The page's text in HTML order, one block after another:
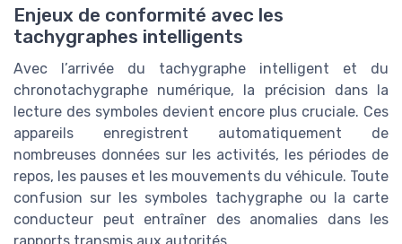
Enjeux de conformité avec les
tachygraphes intelligents
Avec l’arrivée du tachygraphe intelligent et du
chronotachygraphe numérique, la précision dans la
lecture des symboles devient encore plus cruciale. Ces
appareils enregistrent automatiquement de
nombreuses données sur les activités, les périodes de
repos, les pauses et les mouvements du véhicule. Toute
confusion sur les symboles tachygraphe ou la carte
conducteur peut entraîner des anomalies dans les